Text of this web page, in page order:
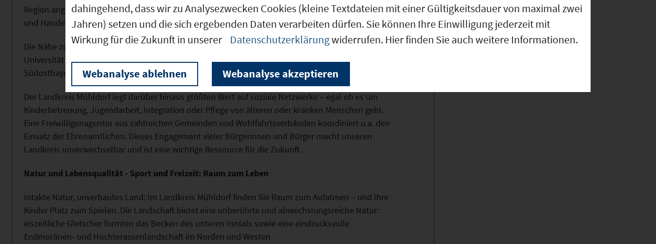
Region angeboten. Das Bildungszentrum der Handwerkskammer sowie die Akademie der Industrie-
und Handelskammer sichern vor Ort ein vielfältiges Weiterbildungsangebot.
Die Nähe zu den internationalen Forschungsstandorten in Garching, Weihenstephan, der
Universität München, der Hochschule Rosenheim und zu den weiteren Hochschulen in
Südostbayern lassen die Wirtschaft im Landkreis an Wissen aus Forschung und Praxis profitieren.
Der Landkreis Mühldorf legt darüber hinaus größten Wert auf soziale Netzwerke – egal ob es um
Kinderbetreuung, Jugendarbeit, Integration oder Pflege von älteren oder kranken Menschen geht.
Eine Freiwilligenagentur aus zahlreichen Gemeinden und Wohlfahrtsverbänden koordiniert u.a. den
Einsatz der Ehrenamtlichen. Dieses Engagement vieler Bürgerinnen und Bürger macht unseren
Landkreis unverwechselbar und ist eine wichtige Ressource für die Zukunft.
Natur und Lebensqualität - Sport und Freizeit: Raum zum Leben
Intakte Natur, unverbautes Land: Im Landkreis Mühldorf finden Sie Raum zum Aufatmen – und Ihre
Kinder Platz zum Spielen. Die Landschaft bietet eine unberührte und abwechslungsreiche Natur:
eiszeitliche Gletscher formten das Becken des unteren Inntals sowie eine eindrucksvolle
Endmoränen- und Hochterassenlandschaft im Norden und Westen
dahingehend, dass wir zu Analysezwecken Cookies (kleine Textdateien mit einer Gültigkeitsdauer von maximal zwei
Jahren) setzen und die sich ergebenden Daten verarbeiten dürfen. Sie können Ihre Einwilligung jederzeit mit
Wirkung für die Zukunft in unserer
Datenschutzerklärungwiderrufen. Hier finden Sie auch weitere Informationen.
Webanalyse ablehnen Webanalyse akzeptieren